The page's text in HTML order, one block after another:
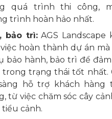
quá trình thi công,
trình hoàn hảo nhất.
bảo trì:AGS Landscape
hoàn thành dự án
bảo hành, bảo trì để
trạng thái tốt nhất.
hỗ trợ khách hàng
từ việc chăm sóc cây
cảnh.